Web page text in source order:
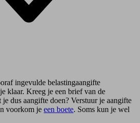
ingevulde belastingaangifte
klaar. Kreeg je een brief van de
dus aangifte doen? Verstuur je aangifte
voorkom je een boete. Soms kun je wel